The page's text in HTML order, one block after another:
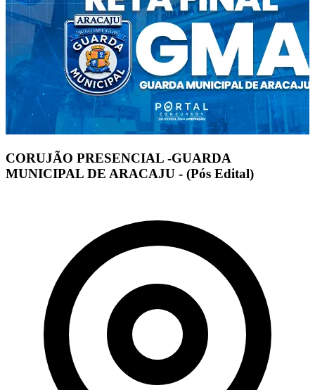
CORUJÃO PRESENCIAL -GUARDA
MUNICIPAL DE ARACAJU - (Pós Edital)